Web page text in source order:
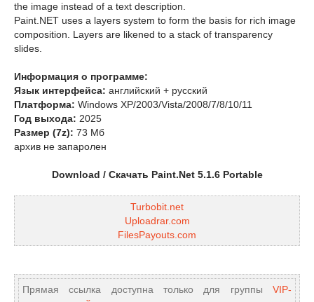
the image instead of a text description.
Paint.NET uses a layers system to form the basis for rich image
composition. Layers are likened to a stack of transparency
slides.
Информация о программе:
Язык интерфейса: английский + русский
Платформа: Windows XP/2003/Vista/2008/7/8/10/11
Год выхода: 2025
Размер (7z): 73 Мб
архив не запаролен
Download / Скачать Paint.Net 5.1.6 Portable
Turbobit.net
Uploadrar.com
FilesPayouts.com
Прямая ссылка доступна только для группы VIP-